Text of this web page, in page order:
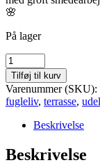
🌸
På lager
Fuglebad
quantity
Tilføj til kurv
Varenummer (SKU):
fugleliv, terrasse,
Beskrivelse
Beskrivelse